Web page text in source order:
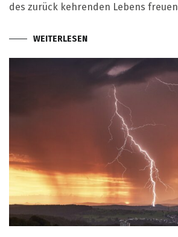
des zurück kehrenden Lebens
WEITERLESEN